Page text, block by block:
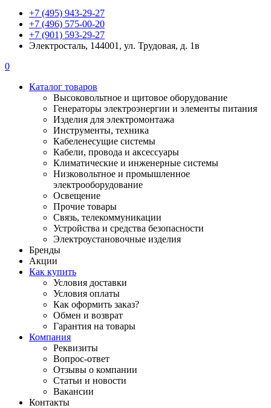
+7 (495) 943-29-27
+7 (496) 575-00-20
+7 (901) 593-29-27
Электросталь, 144001, ул. Трудовая, д. 1в
0
Каталог товаров
Высоковольтное и щитовое оборудование
Генераторы электроэнергии и элементы питания
Изделия для электромонтажа
Инструменты, техника
Кабеленесущие системы
Кабели, провода и аксессуары
Климатические и инженерные системы
Низковольтное и промышленное
электрооборудование
Освещение
Прочие товары
Связь, телекоммуникации
Устройства и средства безопасности
Электроустановочные изделия
Бренды
Акции
Как купить
Условия доставки
Условия оплаты
Как оформить заказ?
Обмен и возврат
Гарантия на товары
Компания
Реквизиты
Вопрос-ответ
Отзывы о компании
Статьи и новости
Вакансии
Контакты